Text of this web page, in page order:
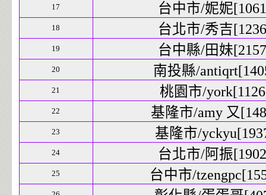
17 台中市/妮妮
18 台北市/秀吉
19 台中縣/田妹
20 南投縣/
21 桃園市/
22 基隆市/amy 又
23 基隆市/
24 台北市/阿振
25 台中市/